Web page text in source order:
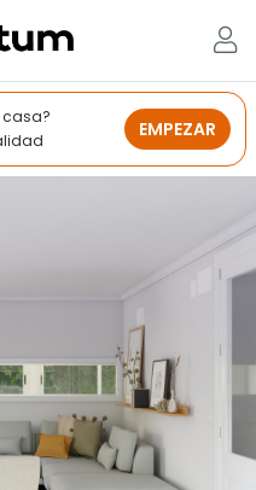
casa?
EMPEZAR